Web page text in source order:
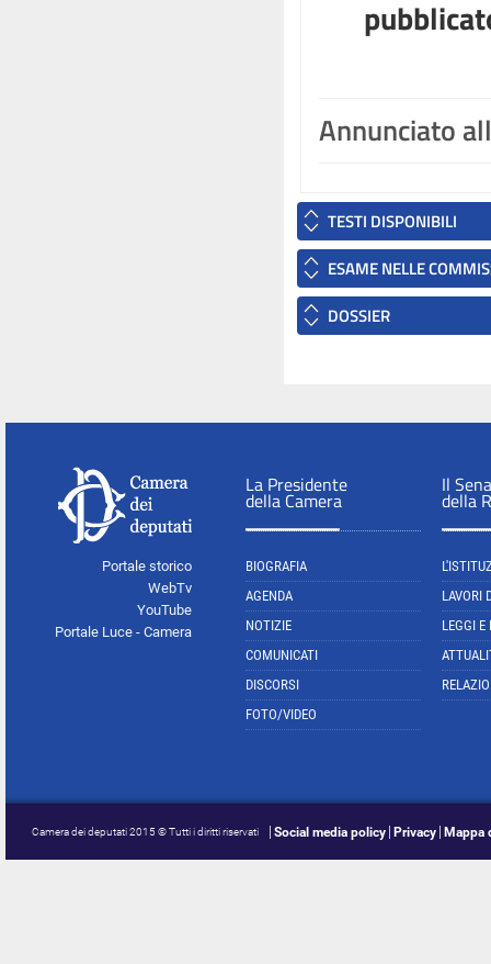
Annunciato
TESTI DISPONIBILI
ESAME NELLE
DOSSIER
Portale storico
WebTv
YouTube
Portale Luce - Camera
La Presidente
della Camera
BIOGRAFIA
AGENDA
NOTIZIE
COMUNICATI
DISCORSI
FOTO/VIDEO
Il
della
LAVORI
LEGGI E
Camera dei deputati 2015 © Tutti i diritti riservati Social media policy Privacy Mappa